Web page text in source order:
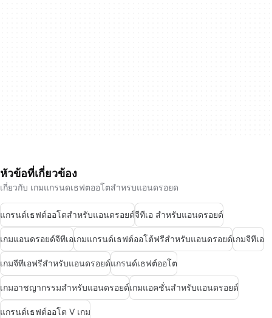
หัวข้อที่เกี่ยวข้อง
เกี่ยวกับ เกมแกรนดเธฟตออโตสำหรบแอนดรอยด
แกรนด์เธฟต์ออโตสำหรับแอนดรอยด์จีทีเอ สำหรับแอนดรอยด์
เกมแอนดรอยด์จีทีเอเกมแกรนด์เธฟต์ออโต้ฟรีสำหรับแอนดรอยด์เกมจีทีเอ
เกมจีทีเอฟรีสำหรับแอนดรอยด์แกรนด์เธฟต์ออโต
เกมอาชญากรรมสำหรับแอนดรอยด์เกมแอคชั่นสำหรับแอนดรอยด์
แกรนด์เธฟต์ออโต V เกม